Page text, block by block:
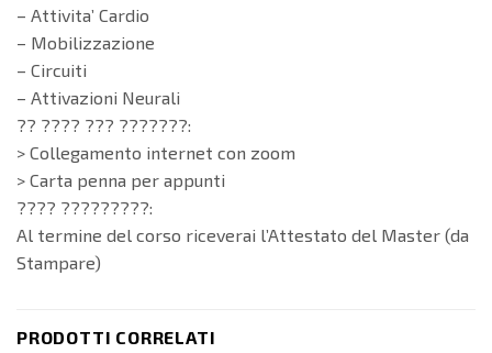
– Attivita’ Cardio
– Mobilizzazione
– Circuiti
– Attivazioni Neurali
?? ???? ??? ???????:
> Collegamento internet con zoom
> Carta penna per appunti
???? ?????????:
Al termine del corso riceverai l’Attestato del Master (da
Stampare)
PRODOTTI CORRELATI